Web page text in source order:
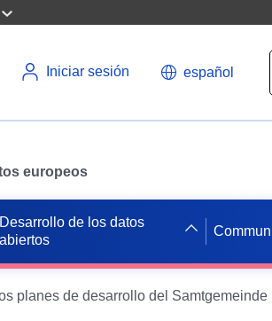
Iniciar sesión español
europeos
Desarrollo de los datos
abiertos
planes de desarrollo del Samtgemeinde